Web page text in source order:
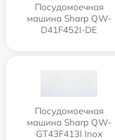
Посудомоечная
машина Sharp QW-
D41F452I-DE
Посудомоечная
машина Sharp QW-
GT43F413I Inox